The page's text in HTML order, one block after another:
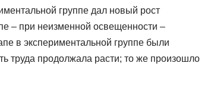
группе дал новый рост
– при неизменной освещенности –
в экспериментальной группе были
труда продолжала расти; то же произошло